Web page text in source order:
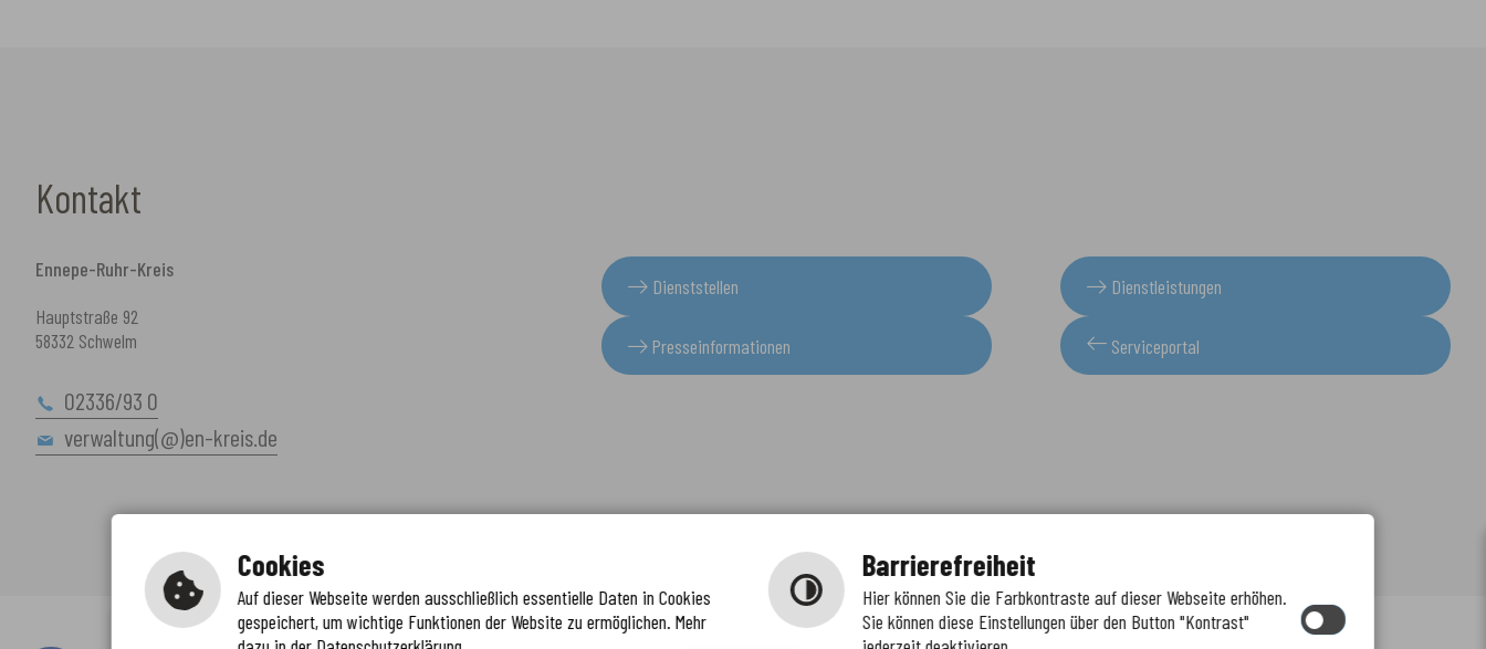
Kontakt
Ennepe-Ruhr-Kreis
Hauptstraße 92
58332 Schwelm
02336/93 0
verwaltung(@)en-kreis.de
Dienststellen Dienstleistungen
Presseinformationen Serviceportal
Immer auf dem neuesten Stand
Cookies
Auf dieser Webseite werden ausschließlich essentielle Daten in Cookies
gespeichert, um wichtige Funktionen der Website zu ermöglichen. Mehr
Barrierefreiheit
Hier können Sie die Farbkontraste auf dieser Webseite erhöhen.
Sie können diese Einstellungen über den Button "Kontrast"